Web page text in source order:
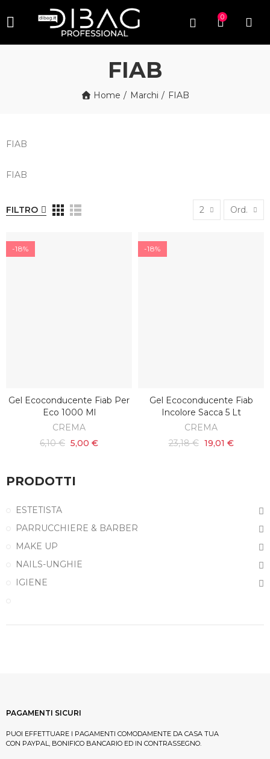
0
FIAB
Home Marchi FIAB
FIAB
FIAB
FILTRO 2 Ord.
-18%
AGGIUNGI AL CARRELLO
Gel Ecoconducente Fiab Per
Eco 1000 Ml
CREMA
6,10 € 5,00 €
-18%
AGGIUNGI AL CARRELLO
Gel Ecoconducente Fiab
Incolore Sacca 5 Lt
CREMA
23,18 € 19,01 €
PRODOTTI
ESTETISTA
PARRUCCHIERE & BARBER
MAKE UP
NAILS-UNGHIE
IGIENE
PAGAMENTI SICURI
PUOI EFFETTUARE I PAGAMENTI COMODAMENTE DA CASA TUA
CON PAYPAL, BONIFICO BANCARIO ED IN CONTRASSEGNO.